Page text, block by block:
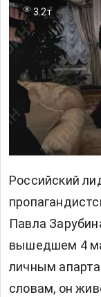
3.2т
Российский
Павла
вышедшем 4
личным
словам, он